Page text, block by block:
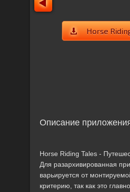
Horse
Описание
Horse Riding Tales -
Для разархивированная
варьируется от
критерию, так как это